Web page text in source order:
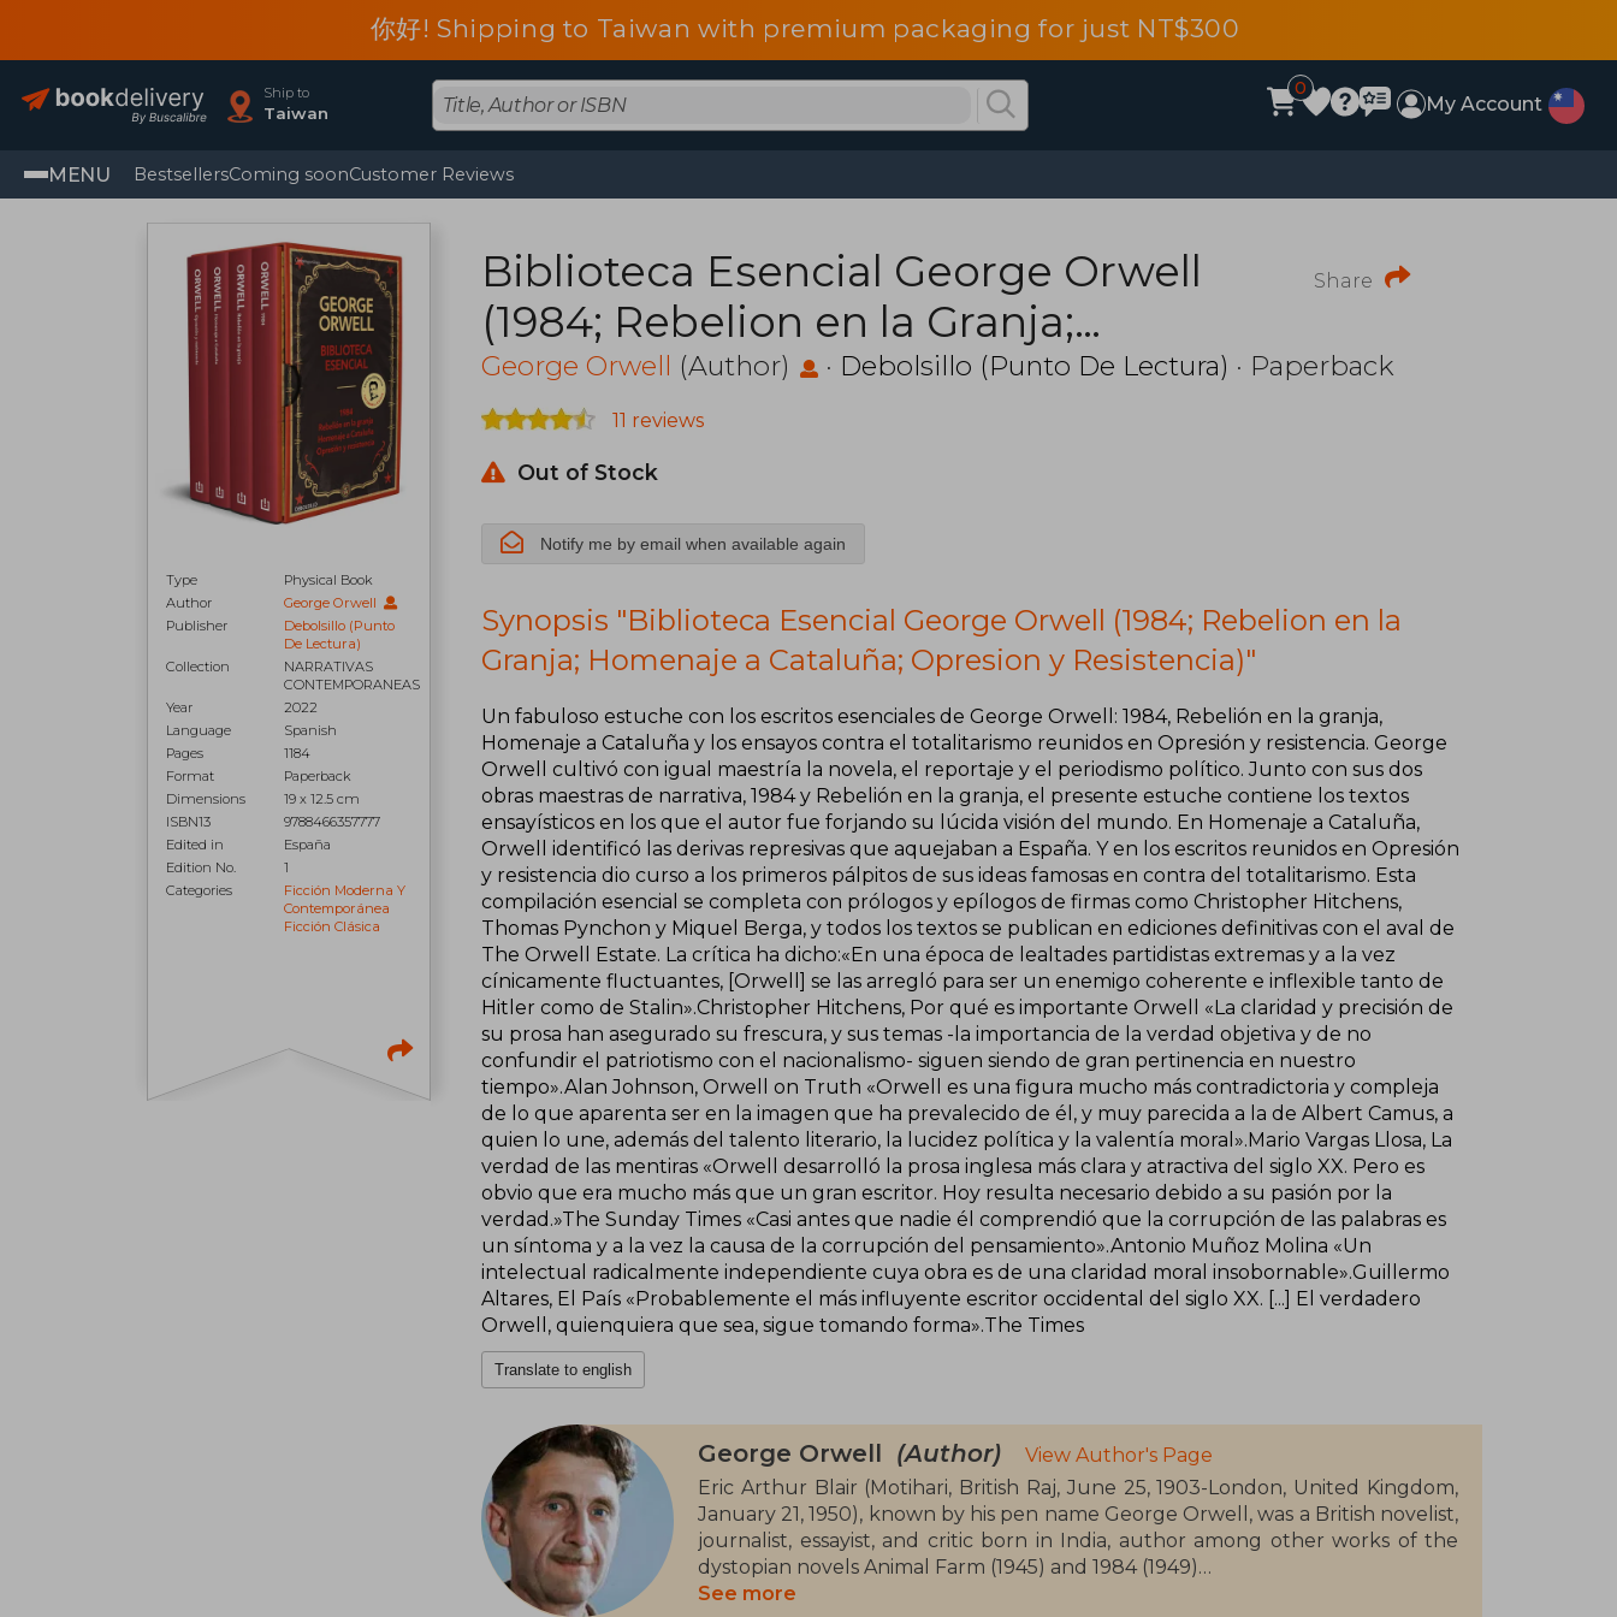
你好! Shipping to Taiwan with premium packaging for just NT$300
Ship to
Taiwan
0
My Account
MENU BestsellersComing soonCustomer Reviews
Type
Physical Book
Author
George Orwell
Publisher
Debolsillo (Punto
De Lectura)
Collection
NARRATIVAS
CONTEMPORANEAS
Year
2022
Language
Spanish
Pages
1184
Format
Paperback
Dimensions
19 x 12.5 cm
ISBN13
9788466357777
Edited in
España
Edition No.
1
Categories
Ficción Moderna Y
Contemporánea
Ficción Clásica
Share
Biblioteca Esencial George Orwell
(1984; Rebelion en la Granja;
Homenaje a Cataluña; Opresion y
Resistencia)
George Orwell (Author) · Debolsillo (Punto De Lectura) · Paperback
11 reviews
Out of Stock
Notify me by email when available again
Synopsis "Biblioteca Esencial George Orwell (1984; Rebelion en la
Granja; Homenaje a Cataluña; Opresion y Resistencia)"
Un fabuloso estuche con los escritos esenciales de George Orwell: 1984, Rebelión en la granja,
Homenaje a Cataluña y los ensayos contra el totalitarismo reunidos en Opresión y resistencia. George
Orwell cultivó con igual maestría la novela, el reportaje y el periodismo político. Junto con sus dos
obras maestras de narrativa, 1984 y Rebelión en la granja, el presente estuche contiene los textos
ensayísticos en los que el autor fue forjando su lúcida visión del mundo. En Homenaje a Cataluña,
Orwell identificó las derivas represivas que aquejaban a España. Y en los escritos reunidos en Opresión
y resistencia dio curso a los primeros pálpitos de sus ideas famosas en contra del totalitarismo. Esta
compilación esencial se completa con prólogos y epílogos de firmas como Christopher Hitchens,
Thomas Pynchon y Miquel Berga, y todos los textos se publican en ediciones definitivas con el aval de
The Orwell Estate. La crítica ha dicho:«En una época de lealtades partidistas extremas y a la vez
cínicamente fluctuantes, [Orwell] se las arregló para ser un enemigo coherente e inflexible tanto de
Hitler como de Stalin».Christopher Hitchens, Por qué es importante Orwell «La claridad y precisión de
su prosa han asegurado su frescura, y sus temas -la importancia de la verdad objetiva y de no
confundir el patriotismo con el nacionalismo- siguen siendo de gran pertinencia en nuestro
tiempo».Alan Johnson, Orwell on Truth «Orwell es una figura mucho más contradictoria y compleja
de lo que aparenta ser en la imagen que ha prevalecido de él, y muy parecida a la de Albert Camus, a
quien lo une, además del talento literario, la lucidez política y la valentía moral».Mario Vargas Llosa, La
verdad de las mentiras «Orwell desarrolló la prosa inglesa más clara y atractiva del siglo XX. Pero es
obvio que era mucho más que un gran escritor. Hoy resulta necesario debido a su pasión por la
verdad.»The Sunday Times «Casi antes que nadie él comprendió que la corrupción de las palabras es
un síntoma y a la vez la causa de la corrupción del pensamiento».Antonio Muñoz Molina «Un
intelectual radicalmente independiente cuya obra es de una claridad moral insobornable».Guillermo
Altares, El País «Probablemente el más influyente escritor occidental del siglo XX. [...] El verdadero
Orwell, quienquiera que sea, sigue tomando forma».The Times
Translate to english
George Orwell (Author)
View Author's Page
Eric Arthur Blair (Motihari, British Raj, June 25, 1903-London, United Kingdom,
January 21, 1950), known by his pen name George Orwell, was a British novelist,
journalist, essayist, and critic born in India, author among other works of the
dystopian novels Animal Farm (1945) and 1984 (1949)
See more